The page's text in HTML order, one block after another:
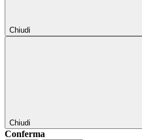
Chiudi
Chiudi
Conferma